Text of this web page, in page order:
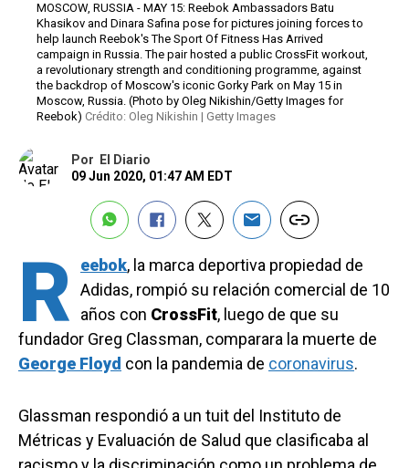
MOSCOW, RUSSIA - MAY 15: Reebok Ambassadors Batu
Khasikov and Dinara Safina pose for pictures joining forces to
help launch Reebok's The Sport Of Fitness Has Arrived
campaign in Russia. The pair hosted a public CrossFit workout,
a revolutionary strength and conditioning programme, against
the backdrop of Moscow's iconic Gorky Park on May 15 in
Moscow, Russia. (Photo by Oleg Nikishin/Getty Images for
Reebok) Crédito: Oleg Nikishin | Getty Images
Por
El Diario
09 Jun 2020, 01:47 AM EDT
R eebok, la marca deportiva propiedad de
Adidas, rompió su relación comercial de 10
años con CrossFit, luego de que su
fundador Greg Classman, comparara la muerte de
George Floyd con la pandemia de coronavirus.
Glassman respondió a un tuit del Instituto de
Métricas y Evaluación de Salud que clasificaba al